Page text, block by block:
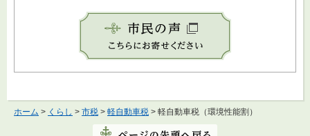
ホーム > くらし > 市税 > 軽自動車税 > 軽自動車税（環境性能割）